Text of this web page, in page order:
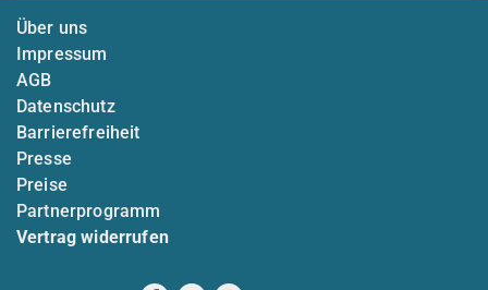
Über uns
Impressum
AGB
Datenschutz
Barrierefreiheit
Presse
Preise
Partnerprogramm
Vertrag widerrufen